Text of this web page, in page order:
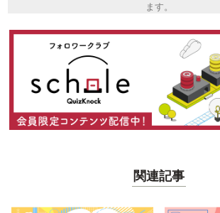
ます。
関連記事